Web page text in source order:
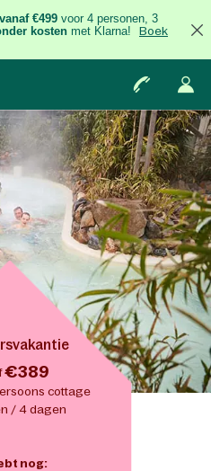
vanaf €499 voor 4 personen, 3
kosten met Klarna!
Boek
€389
cottage
/ 4 dagen
nog: